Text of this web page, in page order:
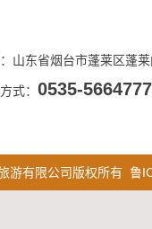
山东省烟台市蓬莱区蓬
式： 0535-5664777
游有限公司版权所有 鲁